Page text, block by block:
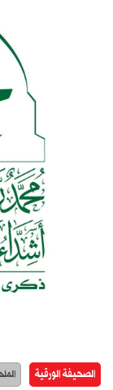
الصحيفة الورقية